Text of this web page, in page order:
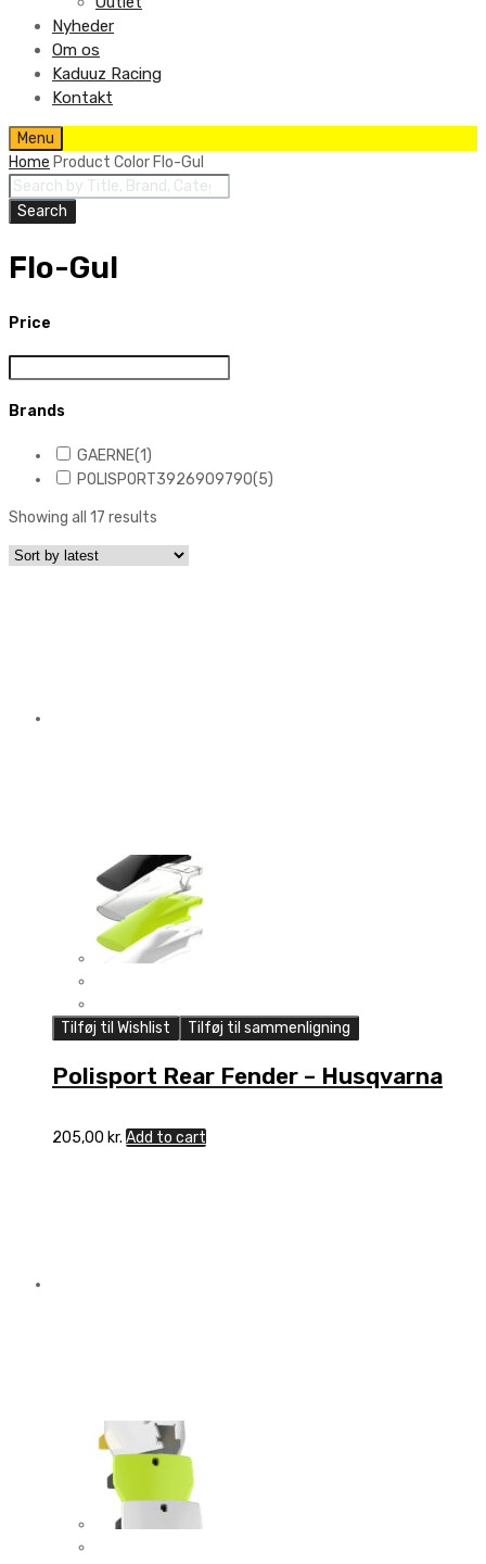
Nyheder
Om os
Kaduuz Racing
Kontakt
Skip
to
content
Menu
Home Product Color Flo-Gul
Products
search
Search
Flo-Gul
Price
Brands
GAERNE(1)
POLISPORT3926909790(5)
Showing all 17 results
Tilføj til Wishlist Tilføj til sammenligning
Polisport Rear Fender – Husqvarna
205,00 kr. Add to cart